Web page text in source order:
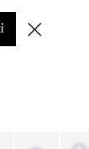
CERCA